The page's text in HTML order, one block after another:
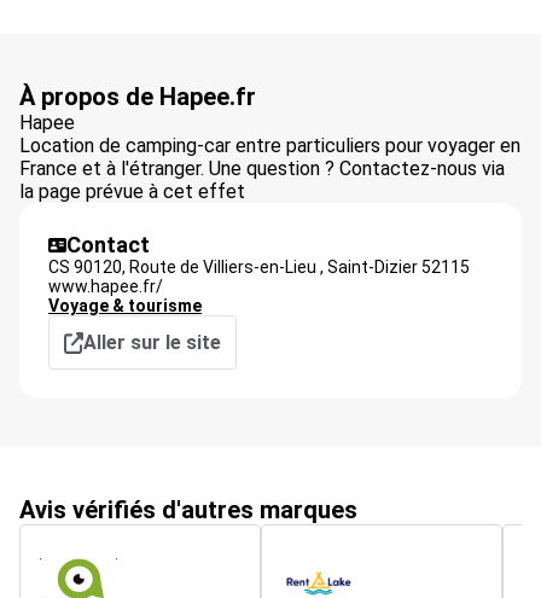
À propos de Hapee.fr
Hapee
Location de camping-car entre particuliers pour voyager en
France et à l'étranger. Une question ? Contactez-nous via
la page prévue à cet effet
Contact
CS 90120, Route de Villiers-en-Lieu , Saint-Dizier52115
www.hapee.fr/
Voyage & tourisme
Aller sur le site
Avis vérifiés d'autres marques